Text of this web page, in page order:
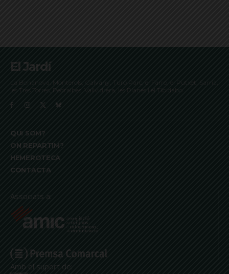
El Jardí
La Bonanova, Monterols, Galvany, Turó Parc, el Farró, el Putxet, Sarrià,
les Tres Torres, Pedralbes, Vallvidrera, les Planes i el Tibidabo
QUI SOM?
ON REPARTIM?
HEMEROTECA
CONTACTA
Associats a:
Amb el suport de: